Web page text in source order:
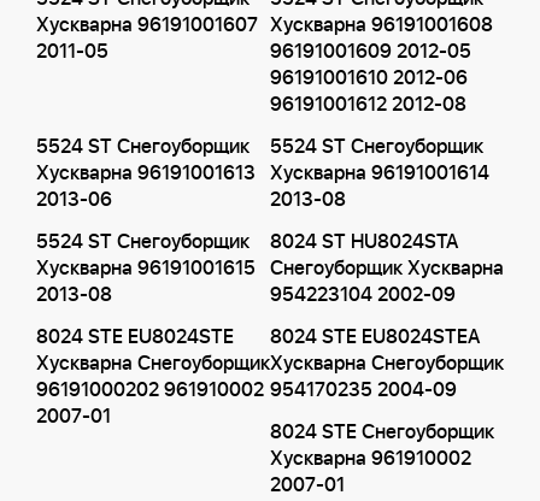
Хускварна 96191001607
2011-05
Хускварна 96191001608
96191001609 2012-05
96191001610 2012-06
96191001612 2012-08
5524 ST Снегоуборщик
Хускварна 96191001613
2013-06
5524 ST Снегоуборщик
Хускварна 96191001614
2013-08
5524 ST Снегоуборщик
Хускварна 96191001615
2013-08
8024 ST HU8024STA
Снегоуборщик Хускварна
954223104 2002-09
8024 STE EU8024STE
Хускварна Снегоуборщик
96191000202 961910002
2007-01
8024 STE EU8024STEA
Хускварна Снегоуборщик
954170235 2004-09
8024 STE Снегоуборщик
Хускварна 961910002
2007-01